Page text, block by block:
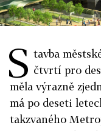
S tavba
čtvrtí pro
měla výrazně
má po deseti
takzvaného